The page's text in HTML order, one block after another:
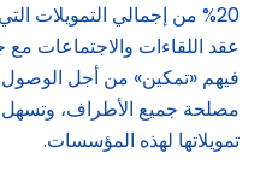
20% من إجمالي التمويلات
عقد اللقاءات والاجتماعات مع
فيهم «تمكين» من أجل
مصلحة جميع الأطراف، وتسهل
تمويلاتها لهذه المؤسسات.